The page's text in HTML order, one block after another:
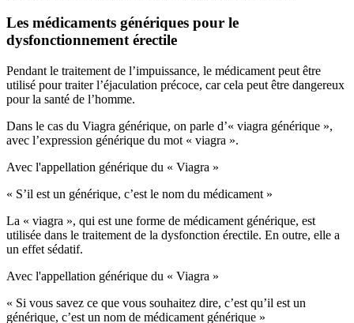
Les médicaments génériques pour le
dysfonctionnement érectile
Pendant le traitement de l’impuissance, le médicament peut être
utilisé pour traiter l’éjaculation précoce, car cela peut être dangereux
pour la santé de l’homme.
Dans le cas du Viagra générique, on parle d’« viagra générique »,
avec l’expression générique du mot « viagra ».
Avec l'appellation générique du « Viagra »
« S’il est un générique, c’est le nom du médicament »
La « viagra », qui est une forme de médicament générique, est
utilisée dans le traitement de la dysfonction érectile. En outre, elle a
un effet sédatif.
Avec l'appellation générique du « Viagra »
« Si vous savez ce que vous souhaitez dire, c’est qu’il est un
générique, c’est un nom de médicament générique »